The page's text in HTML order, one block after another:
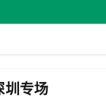
圳专场